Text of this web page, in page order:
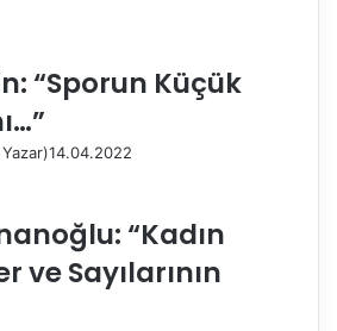
“Sporun Küçük
14.04.2022
“Kadın
ve Sayılarının